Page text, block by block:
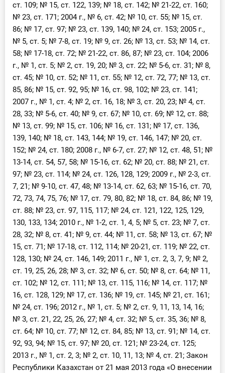
Юридический помощник
Интернет-магазин
О Системе
Обучение
Тарифы
Тестирование для
бухгалтера
ст. 109; № 15, ст. 122, 139; № 18, ст. 142; № 21-22, ст. 160;
№ 23, ст. 171; 2004 г., № 6, ст. 42; № 10, ст. 55; № 15, ст.
86; № 17, ст. 97; № 23, ст. 139, 140; № 24, ст. 153; 2005 г.,
№ 5, ст. 5; № 7-8, ст. 19; № 9, ст. 26; № 13, ст. 53; № 14, ст.
58; № 17-18, ст. 72; № 21-22, ст. 86, 87; № 23, ст. 104; 2006
г., № 1, ст. 5; № 2, ст. 19, 20; № 3, ст. 22; № 5-6, ст. 31; № 8,
ст. 45; № 10, ст. 52; № 11, ст. 55; № 12, ст. 72, 77; № 13, ст.
85, 86; № 15, ст. 92, 95; № 16, ст. 98, 102; № 23, ст. 141;
2007 г., № 1, ст. 4; № 2, ст. 16, 18; № 3, ст. 20, 23; № 4, ст.
28, 33; № 5-6, ст. 40; № 9, ст. 67; № 10, ст. 69; № 12, ст. 88;
№ 13, ст. 99; № 15, ст. 106; № 16, ст. 131; № 17, ст. 136,
139, 140; № 18, ст. 143, 144; № 19, ст. 146, 147; № 20, ст.
152; № 24, ст. 180; 2008 г., № 6-7, ст. 27; № 12, ст. 48, 51; №
13-14, ст. 54, 57, 58; № 15-16, ст. 62; № 20, ст. 88; № 21, ст.
97; № 23, ст. 114; № 24, ст. 126, 128, 129; 2009 г., № 2-3, ст.
7, 21; № 9-10, ст. 47, 48; № 13-14, ст. 62, 63; № 15-16, ст. 70,
72, 73, 74, 75, 76; № 17, ст. 79, 80, 82; № 18, ст. 84, 86; № 19,
ст. 88; № 23, ст. 97, 115, 117; № 24, ст. 121, 122, 125, 129,
130, 133, 134; 2010 г., № 1-2, ст. 1, 4, 5; № 5, ст. 23; № 7, ст.
28, 32; № 8, ст. 41; № 9, ст. 44; № 11, ст. 58; № 13, ст. 67; №
15, ст. 71; № 17-18, ст. 112, 114; № 20-21, ст. 119; № 22, ст.
128, 130; № 24, ст. 146, 149; 2011 г., № 1, ст. 2, 3, 7, 9; № 2,
ст. 19, 25, 26, 28; № 3, ст. 32; № 6, ст. 50; № 8, ст. 64; № 11,
ст. 102; № 12, ст. 111; № 13, ст. 115, 116; № 14, ст. 117; №
16, ст. 128, 129; № 17, ст. 136; № 19, ст. 145; № 21, ст. 161;
№ 24, ст. 196; 2012 г., № 1, ст. 5; № 2, ст. 9, 11, 13, 14, 16;
№ 3, ст. 21, 22, 25, 26, 27; № 4, ст. 32; № 5, ст. 35, 36; № 8,
ст. 64; № 10, ст. 77; № 12, ст. 84, 85; № 13, ст. 91; № 14, ст.
92, 93, 94; № 15, ст. 97; № 20, ст. 121; № 23-24, ст. 125;
2013 г., № 1, ст. 2, 3; № 2, ст. 10, 11, 13; № 4, ст. 21; Закон
Республики Казахстан от 21 мая 2013 года «О внесении